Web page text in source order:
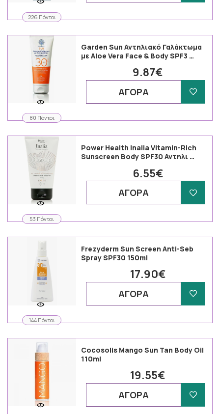
226 Πόντοι
80 Πόντοι
Garden Sun Αντηλιακό Γαλάκτωμα
με Aloe Vera Face & Body SPF3 …
9.87€
ΑΓΟΡΑ
53 Πόντοι
Power Health Inalia Vitamin-Rich
Sunscreen Body SPF30 Αντηλι …
6.55€
ΑΓΟΡΑ
144 Πόντοι
Frezyderm Sun Screen Anti-Seb
Spray SPF30 150ml
17.90€
ΑΓΟΡΑ
Cocosolis Mango Sun Tan Body Oil
110ml
19.55€
ΑΓΟΡΑ